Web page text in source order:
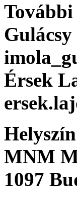
Érsek
MNM
1097